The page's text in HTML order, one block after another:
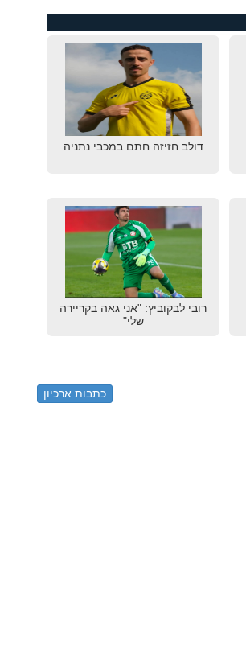
דולב חזיזה חתם במכבי נתניה
רובי לבקוביץ: "אני גאה בקריירה
שלי"
כתבות ארכיון